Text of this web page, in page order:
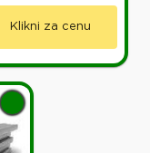
Klikni za cenu